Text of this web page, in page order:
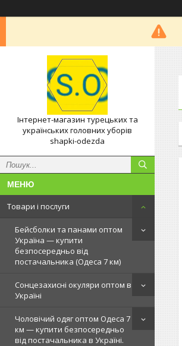
Інтернет-магазин турецьких та
українських головних уборів
shapki-odezda
Товари і послуги
Бейсболки та панами оптом
Україна — купити
безпосередньо від
постачальника (Одеса 7 км)
Сонцезахисні окуляри оптом в
Україні
Чоловічий одяг оптом Одеса 7
км — купити безпосередньо
від постачальника в Україні.